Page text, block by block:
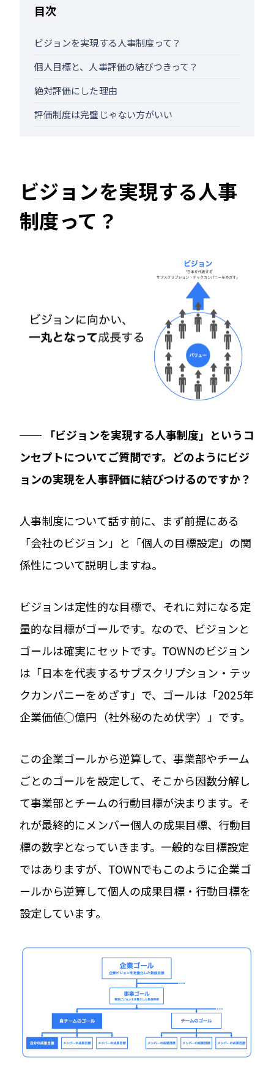
目次
ビジョンを実現する人事制度って？
個人目標と、人事評価の結びつきって？
絶対評価にした理由
評価制度は完璧じゃない方がいい
ビジョンを実現する人事
制度って？
── 「ビジョンを実現する人事制度」というコ
ンセプトについてご質問です。どのようにビジ
ョンの実現を人事評価に結びつけるのですか？
人事制度について話す前に、まず前提にある
「会社のビジョン」と「個人の目標設定」の関
係性について説明しますね。
ビジョンは定性的な目標で、それに対になる定
量的な目標がゴールです。なので、ビジョンと
ゴールは確実にセットです。TOWNのビジョン
は「日本を代表するサブスクリプション・テッ
クカンパニーをめざす」で、ゴールは「2025年
企業価値◯億円（社外秘のため伏字）」です。
この企業ゴールから逆算して、事業部やチーム
ごとのゴールを設定して、そこから因数分解し
て事業部とチームの行動目標が決まります。そ
れが最終的にメンバー個人の成果目標、行動目
標の数字となっていきます。一般的な目標設定
ではありますが、TOWNでもこのように企業ゴ
ールから逆算して個人の成果目標・行動目標を
設定しています。